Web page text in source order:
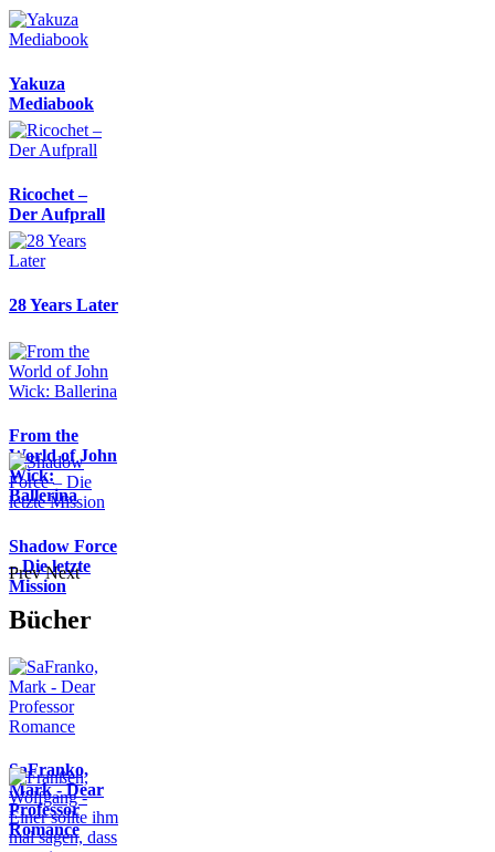
Yakuza
Mediabook
Ricochet –
Der Aufprall
28 Years Later
From the
World of John
Wick:
Ballerina
Shadow Force
– Die letzte
Mission
Prev Next
Bücher
SaFranko,
Mark - Dear
Professor
Romance